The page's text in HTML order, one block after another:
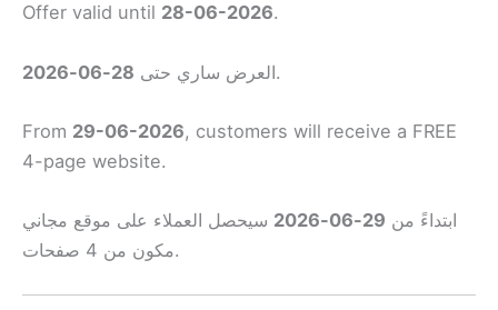
Offer valid until 28-06-2026.
العرض ساري حتى 28-06-2026 .
From 29-06-2026, customers will receive a FREE
4-page website.
ابتداءً من 29-06-2026
سيحصل العملاء على موقع مجاني
مكون من 4 صفحات.